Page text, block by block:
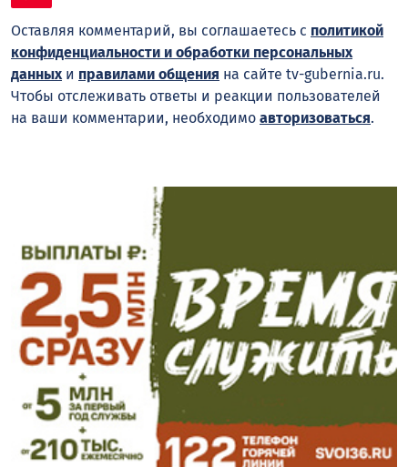
Оставляя комментарий, вы соглашаетесь с политикой
конфиденциальности и обработки персональных
данныхи правилами общения на сайте tv-gubernia.ru.
Чтобы отслеживать ответы и реакции пользователей
на ваши комментарии, необходимо авторизоваться.